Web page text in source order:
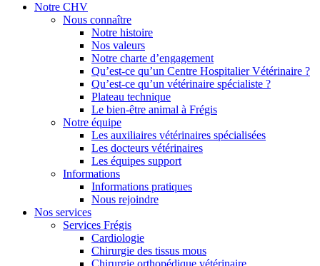
Notre CHV
Nous connaître
Notre histoire
Nos valeurs
Notre charte d’engagement
Qu’est-ce qu’un Centre Hospitalier Vétérinaire ?
Qu’est-ce qu’un vétérinaire spécialiste ?
Plateau technique
Le bien-être animal à Frégis
Notre équipe
Les auxiliaires vétérinaires spécialisées
Les docteurs vétérinaires
Les équipes support
Informations
Informations pratiques
Nous rejoindre
Nos services
Services Frégis
Cardiologie
Chirurgie des tissus mous
Chirurgie orthopédique vétérinaire